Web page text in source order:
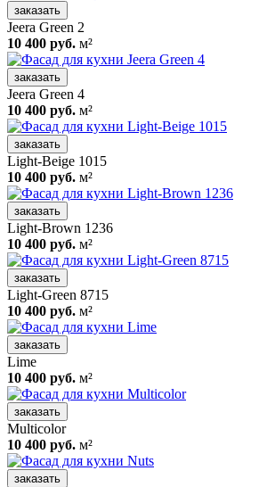
заказать
Jeera Green 2
10 400 руб. м²
заказать
Jeera Green 4
10 400 руб. м²
заказать
Light-Beige 1015
10 400 руб. м²
заказать
Light-Brown 1236
10 400 руб. м²
заказать
Light-Green 8715
10 400 руб. м²
заказать
Lime
10 400 руб. м²
заказать
Multicolor
10 400 руб. м²
заказать